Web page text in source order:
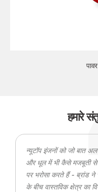
हमारे
न्यूटॉप इंजनों को जो बात
और धूल में भी कैसे मजबूती से
पर भरोसा करते हैं - ब्रांड
के बीच वास्तविक क्षेत्र का